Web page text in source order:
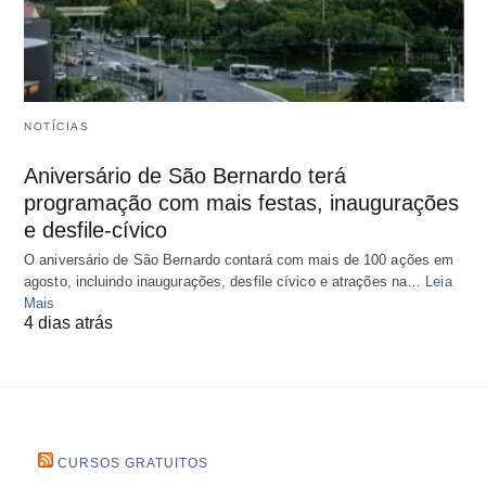
NOTÍCIAS
Aniversário de São Bernardo terá
programação com mais festas, inaugurações
e desfile-cívico
O aniversário de São Bernardo contará com mais de 100 ações em
agosto, incluindo inaugurações, desfile cívico e atrações na…
Leia
Mais
4 dias atrás
CURSOS GRATUITOS